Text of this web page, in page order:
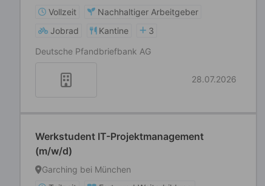
Vollzeit
Nachhaltiger Arbeitgeber
Jobrad
Kantine
3
Deutsche Pfandbriefbank AG
28.07.2026
Werkstudent IT-Projektmanagement
(m/w/d)
Garching bei München